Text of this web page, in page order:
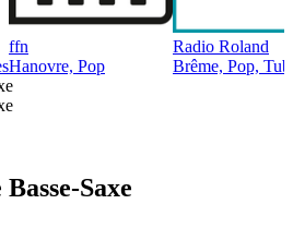
ffn
Hanovre, Pop
Radio Roland
Brême, Pop,
Saxe